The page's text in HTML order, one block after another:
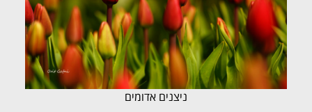
ניצנים אדומים